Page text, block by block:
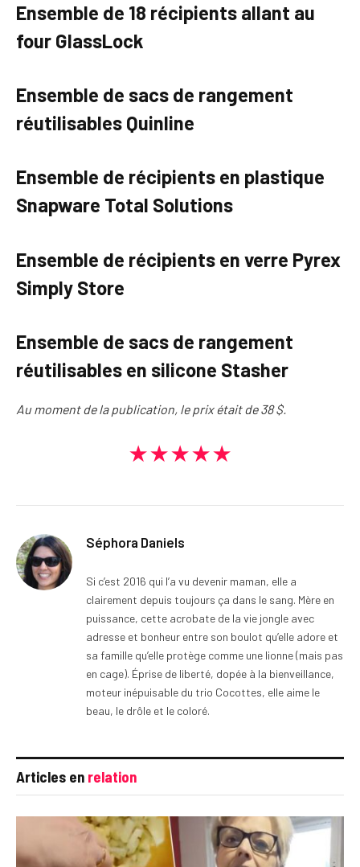
Ensemble de 18 récipients allant au
four GlassLock
Ensemble de sacs de rangement
réutilisables Quinline
Ensemble de récipients en plastique
Snapware Total Solutions
Ensemble de récipients en verre Pyrex
Simply Store
Ensemble de sacs de rangement
réutilisables en silicone Stasher
Au moment de la publication, le prix était de 38 $.
★★★★★
Séphora Daniels
Si c’est 2016 qui l’a vu devenir maman, elle a
clairement depuis toujours ça dans le sang. Mère en
puissance, cette acrobate de la vie jongle avec
adresse et bonheur entre son boulot qu’elle adore et
sa famille qu’elle protège comme une lionne (mais pas
en cage). Éprise de liberté, dopée à la bienveillance,
moteur inépuisable du trio Cocottes, elle aime le
beau, le drôle et le coloré.
Articles en relation